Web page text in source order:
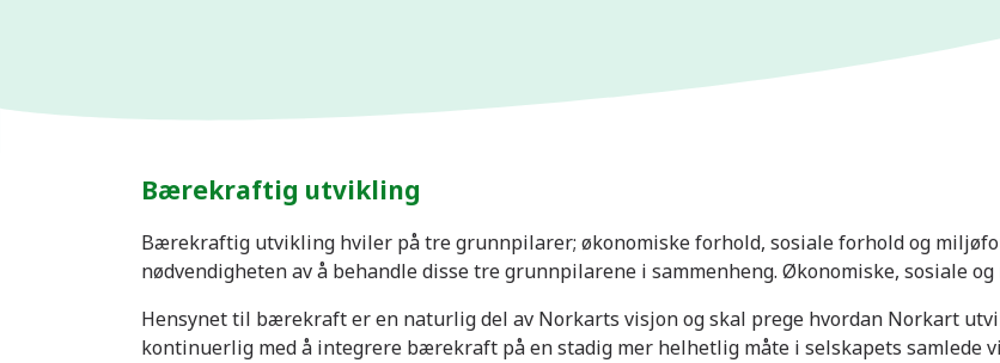
Bærekraftig utvikling
Bærekraftig utvikling hviler på tre grunnpilarer; økonomiske forhold, sosiale forhold og
nødvendigheten av å behandle disse tre grunnpilarene i sammenheng. Økonomiske, sosiale
Hensynet til bærekraft er en naturlig del av Norkarts visjon og skal prege hvordan Norkart
kontinuerlig med å integrere bærekraft på en stadig mer helhetlig måte i selskapets samlede